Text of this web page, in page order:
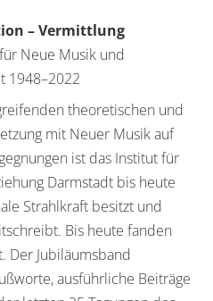
– Vermittlung
Neue Musik und
1948–2022
theo­retischen und
mit Neuer Musik auf
ist das Institut für
Darmstadt bis heute
Strahlkraft besitzt und
Bis heute fanden
Der Jubiläumsband
ausführliche Beiträge